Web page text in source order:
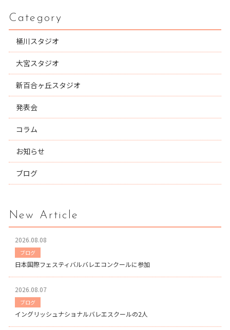
Category
桶川スタジオ
大宮スタジオ
新百合ヶ丘スタジオ
発表会
コラム
お知らせ
ブログ
New Article
2026.08.08
ブログ
日本国際フェスティバルバレエコンクールに参加
2026.08.07
ブログ
イングリッシュナショナルバレエスクールの2人